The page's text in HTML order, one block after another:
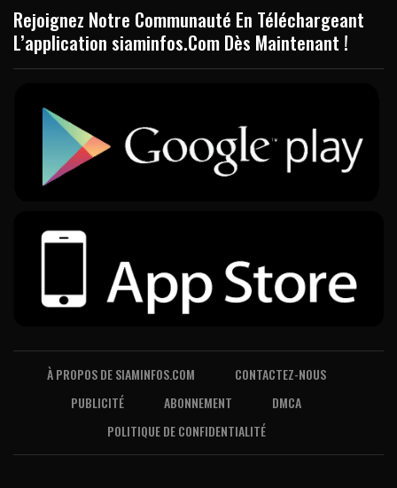
Rejoignez Notre Communauté En Téléchargeant
L’application siaminfos.Com Dès Maintenant !
À PROPOS DE SIAMINFOS.COM
CONTACTEZ-NOUS
PUBLICITÉ
ABONNEMENT
DMCA
POLITIQUE DE CONFIDENTIALITÉ